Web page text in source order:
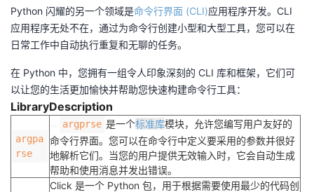
Python 闪耀的另一个领域是命令行界面 (CLI)应用程序开发。CLI
应用程序无处不在，通过为命令行创建小型和大型工具，您可以在
日常工作中自动执行重复和无聊的任务。
在 Python 中，您拥有一组令人印象深刻的 CLI 库和框架，它们可
以让您的生活更加愉快并帮助您快速构建命令行工具：
LibraryDescription
argpa
rse
argprse 是一个标准库模块，允许您编写用户友好的
命令行界面。您可以在命令行中定义要采用的参数并很好
地解析它们。当您的用户提供无效输入时，它会自动生成
帮助和使用消息并发出错误。
Click 是一个 Python 包，用于根据需要使用最少的代码创